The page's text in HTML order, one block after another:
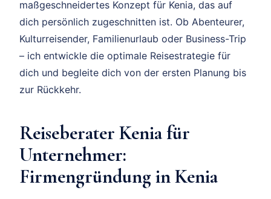
maßgeschneidertes Konzept für Kenia, das auf
dich persönlich zugeschnitten ist. Ob Abenteurer,
Kulturreisender, Familienurlaub oder Business-Trip
– ich entwickle die optimale Reisestrategie für
dich und begleite dich von der ersten Planung bis
zur Rückkehr.
Reiseberater Kenia für
Unternehmer:
Firmengründung in Kenia